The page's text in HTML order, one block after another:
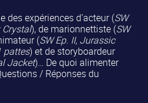
des expériences d’acteur (SW
Crystal), de marionnettiste (SW
(SW Ep. II, Jurassic
pattes) et de storyboardeur
Jacket)… De quoi alimenter
/ Réponses du